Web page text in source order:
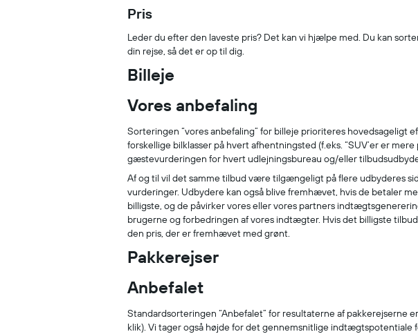
Pris
Leder du efter den laveste pris? Det kan vi hjælpe med. Du kan
din rejse, så det er op til dig.
Billeje
Vores anbefaling
Sorteringen “vores anbefaling” for billeje prioriteres
forskellige bilklasser på hvert afhentningsted (f.eks. “SUV’er er
gæstevurderingen for hvert udlejningsbureau og/eller
Af og til vil det samme tilbud være tilgængeligt på flere udbyderes
vurderinger. Udbydere kan også blive fremhævet, hvis de betaler
billigste, og de påvirker vores eller vores partners
brugerne og forbedringen af vores indtægter. Hvis det billigste
den pris, der er fremhævet med grønt.
Pakkerejser
Anbefalet
Standardsorteringen “Anbefalet” for resultaterne af
klik). Vi tager også højde for det gennemsnitlige